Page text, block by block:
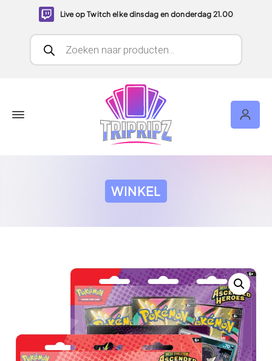
Live op Twitch elke dinsdag en donderdag 21.00
Producten zoeken
WINKEL